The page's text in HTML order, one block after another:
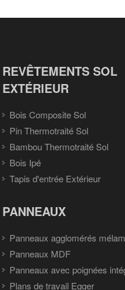
REVÊTEMENTS SOL
EXTÉRIEUR
Bois Composite Sol
Pin Thermotraité Sol
Bambou Thermotraité Sol
Bois Ipé
Tapis d'entrée Extérieur
PANNEAUX
Panneaux agglomérés
Panneaux MDF
Panneaux avec poignées
Plans de travail Egger